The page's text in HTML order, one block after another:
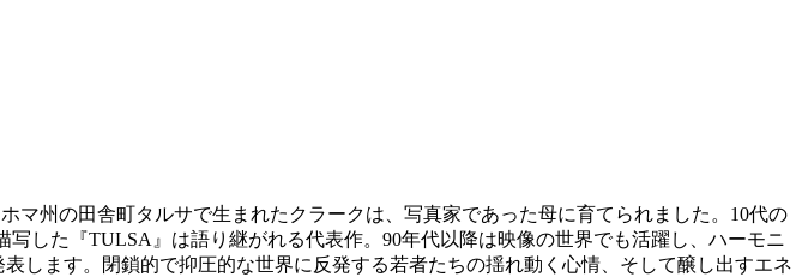
マ州の田舎町タルサで生まれたクラークは、写真家であった母に育てられました。10代の
した『TULSA』は語り継がれる代表作。90年代以降は映像の世界でも活躍し、ハーモニ
します。閉鎖的で抑圧的な世界に反発する若者たちの揺れ動く心情、そして醸し出すエネ